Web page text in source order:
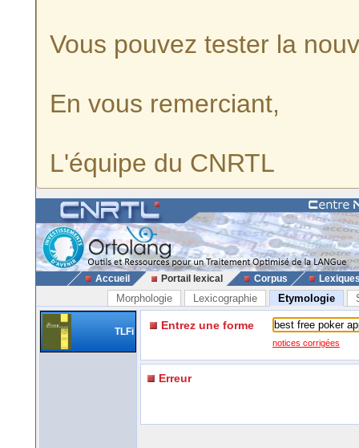
Vous pouvez tester la
En vous remerciant,
L'équipe du CNRTL
Accueil Portail lexical Corpus
Morphologie Lexicographie Etymologie
TLFi Entrez une forme
notices corrigées
Erreur